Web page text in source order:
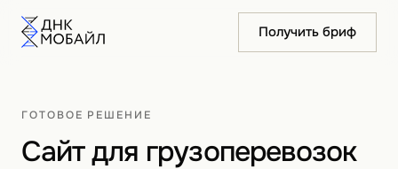
Получить бриф
ГОТОВОЕ РЕШЕНИЕ
Сайт для грузоперевозок